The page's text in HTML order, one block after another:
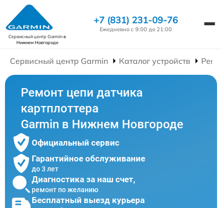
Сервисный центр Garminв
Нижнем Новгороде
+7 (831) 231-09-76
Ежедневно с 9:00 до 21:00
Сервисный центр Garmin Каталог устройств
Ремонт цепи датчика
картплоттера
Garmin в Нижнем Новгороде
Официальный сервис
Гарантийное обслуживание
до 3 лет
Диагностика за наш счет,
ремонт по желанию
Бесплатный выезд курьера